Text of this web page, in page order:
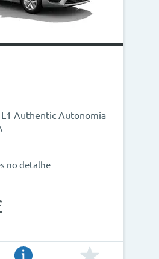
L1 Authentic Autonomia
no detalhe